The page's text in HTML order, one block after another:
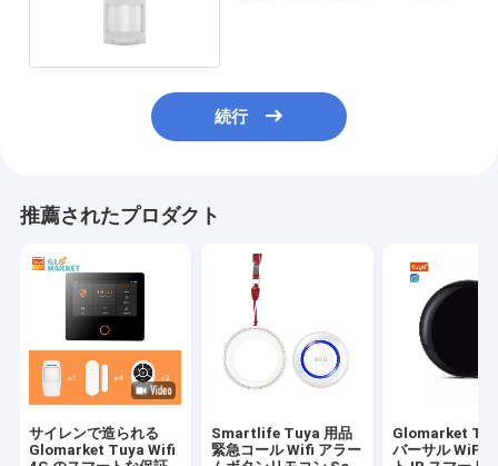
続行
推薦されたプロダクト
サイレンで造られる
Glomarket Tuya Wifi
Smartlife Tuya 用品
緊急コール Wifi アラー
Glomarket
バーサル WiFi